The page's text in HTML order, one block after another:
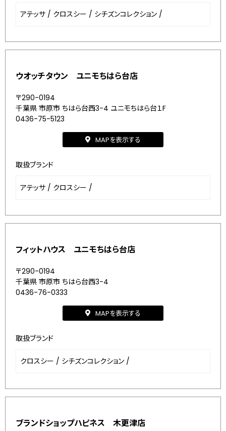
アテッサ / クロスシー / シチズンコレクション /
ウオッチタウン ユニモちはら台店
〒290-0194
千葉県 市原市 ちはら台西3-4 ユニモちはら台１F
0436-75-5123
MAPを表示する
取扱ブランド
アテッサ / クロスシー /
フィットハウス ユニモちはら台店
〒290-0194
千葉県 市原市 ちはら台西3-4
0436-76-0333
MAPを表示する
取扱ブランド
クロスシー / シチズンコレクション /
ブランドショップハピネス 木更津店